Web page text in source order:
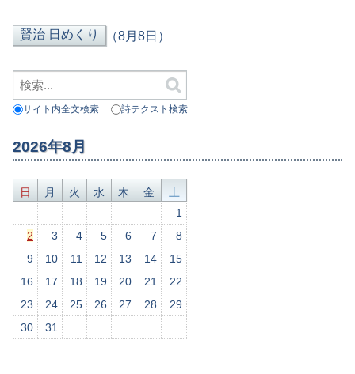
（8月8日）
サイト内全文検索 詩テクスト検索
2026年8月
日 月 火 水 木 金
土
1
2
3 4 5 6 7
8
9
10 11 12 13 14
15
16
17 18 19 20 21
22
23
24 25 26 27 28
29
30
31